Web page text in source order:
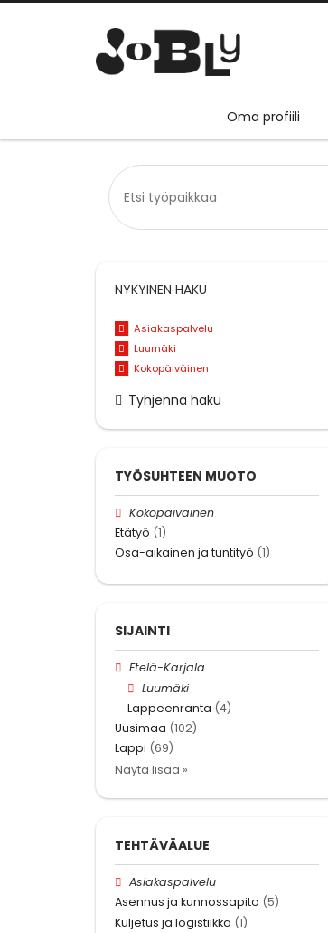
Oma profiili
NYKYINEN HAKU
Asiakaspalvelu
Luumäki
Kokopäiväinen
Tyhjennä haku
TYÖSUHTEEN MUOTO
Kokopäiväinen
Etätyö (1)
Osa-aikainen ja tuntityö (1)
SIJAINTI
Etelä-Karjala
Luumäki
Lappeenranta (4)
Uusimaa (102)
Lappi (69)
Näytä lisää »
TEHTÄVÄALUE
Asiakaspalvelu
Asennus ja kunnossapito (5)
Kuljetus ja logistiikka (1)